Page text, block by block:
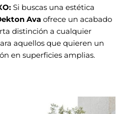
Si buscas una estética
Avaofrece un acabado
distinción a cualquier
aquellos que quieren un
en superficies amplias.